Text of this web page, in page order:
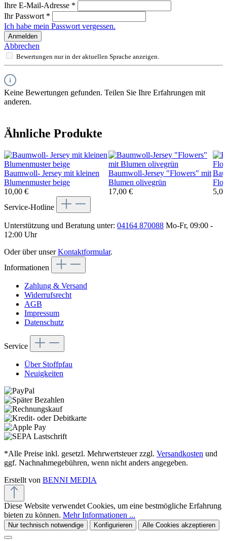
Ihre E-Mail-Adresse *
Ihr Passwort *
Ich habe mein Passwort vergessen.
Anmelden
Abbrechen
Bewertungen nur in der aktuellen Sprache anzeigen.
Keine Bewertungen gefunden. Teilen Sie Ihre Erfahrungen mit
anderen.
Ähnliche Produkte
Baumwoll- Jersey mit kleinen
Blumenmuster beige
10,00 €
Baumwoll-Jersey "Flowers" mit
Blumen olivegrün
17,00 €
Service-Hotline
Unterstützung und Beratung unter: 04164 870088 Mo-Fr, 09:00 -
12:00 Uhr
Oder über unserKontaktformular.
Informationen
Zahlung & Versand
Widerrufsrecht
AGB
Impressum
Datenschutz
Service
Über Stoffpfau
Neuigkeiten
*Alle Preise inkl. gesetzl. Mehrwertsteuer zzgl. Versandkosten und
ggf. Nachnahmegebühren, wenn nicht anders angegeben.
Erstellt von BENNI MEDIA
Diese Website verwendet Cookies, um eine bestmögliche Erfahrung
bieten zu können. Mehr Informationen ...
Nur technisch notwendige Konfigurieren Alle Cookies akzeptieren